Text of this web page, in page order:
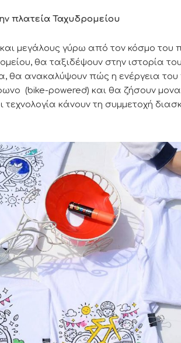
πλατεία Ταχυδρομείου
και μεγάλους γύρω από τον κόσμο του
θα ταξιδέψουν στην ιστορία
θα ανακαλύψουν πώς η ενέργεια
(bike-powered) και θα ζήσουν
τεχνολογία κάνουν τη συμμετοχή